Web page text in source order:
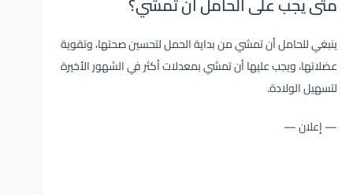
ينبغي للحامل أن تمشي من بداية الحمل لتحسين صحتها، وتقوية
عضلاتها، ويجب عليها أن تمشي بمعدلات أكثر في الشهور الأخيرة
لتسهيل الولادة.
— إعلان —